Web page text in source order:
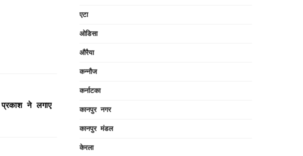
ने लगाए
एटा
ओडिसा
औरैया
कन्नौज
कर्नाटका
कानपुर नगर
कानपुर मंडल
केरला